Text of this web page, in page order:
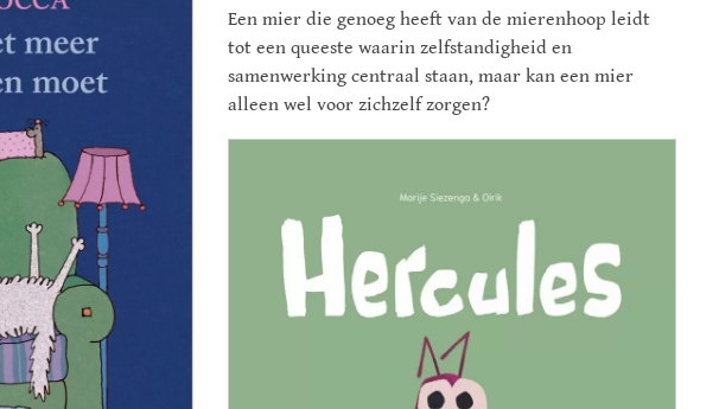
Een mier die genoeg heeft van de mierenhoop leidt
tot een queeste waarin zelfstandigheid en
samenwerking centraal staan, maar kan een mier
alleen wel voor zichzelf zorgen?